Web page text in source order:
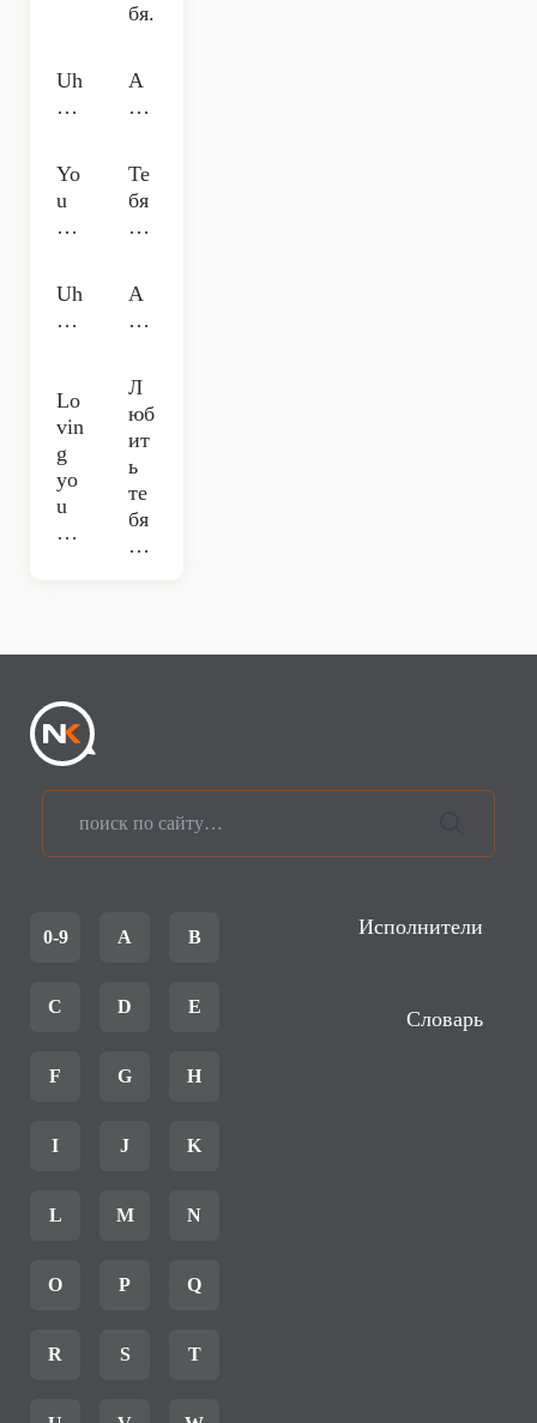
бя.
Uh
…
А
…
Yo
u
…
Те
бя
…
Uh
…
А
…
Lo
vin
g
yo
u
…
Л
юб
ит
ь
те
бя
…
0-9 A B
C D E
F G H
I J K
L M N
O P Q
R S T
Исполнители
Словарь